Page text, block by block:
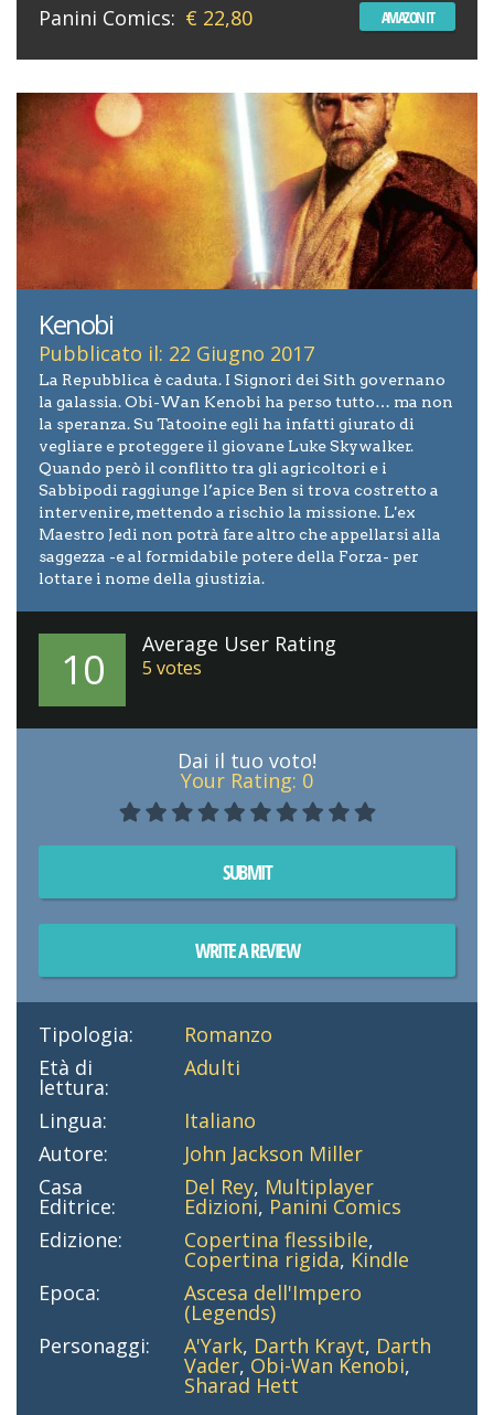
Panini Comics: € 22,80 AMAZON IT
Kenobi
Pubblicato il: 22 Giugno 2017
La Repubblica è caduta. I Signori dei Sith governano
la galassia. Obi-Wan Kenobi ha perso tutto… ma non
la speranza. Su Tatooine egli ha infatti giurato di
vegliare e proteggere il giovane Luke Skywalker.
Quando però il conflitto tra gli agricoltori e i
Sabbipodi raggiunge l’apice Ben si trova costretto a
intervenire, mettendo a rischio la missione. L'ex
Maestro Jedi non potrà fare altro che appellarsi alla
saggezza -e al formidabile potere della Forza- per
lottare i nome della giustizia.
10 Average User Rating
5 votes
Dai il tuo voto!
Your Rating: 0
SUBMIT
WRITE A REVIEW
Tipologia:
Romanzo
Età di
lettura:
Adulti
Lingua:
Italiano
Autore:
John Jackson Miller
Casa
Editrice:
Del Rey, Multiplayer
Edizioni, Panini Comics
Edizione:
Copertina flessibile,
Copertina rigida, Kindle
Epoca:
Ascesa dell'Impero
(Legends)
Personaggi:
A'Yark, Darth Krayt, Darth
Vader, Obi-Wan Kenobi,
Sharad Hett